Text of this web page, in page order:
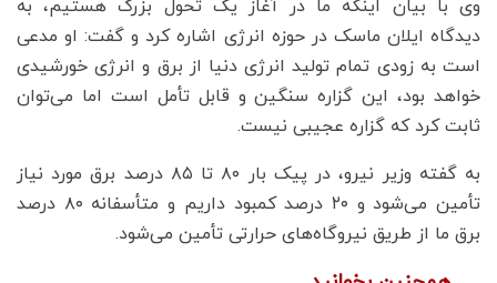
وی با بیان اینکه ما در آغاز یک تحول بزرگ هستیم، به
دیدگاه ایلان ماسک در حوزه انرژی اشاره کرد و گفت: او مدعی
است به زودی تمام تولید انرژی دنیا از برق و انرژی خورشیدی
خواهد بود، این گزاره سنگین و قابل تأمل است اما می‌توان
ثابت کرد که گزاره عجیبی نیست.
به گفته وزیر نیرو، در پیک بار ۸۰ تا ۸۵ درصد برق مورد نیاز
تأمین می‌شود و ۲۰ درصد کمبود داریم و متأسفانه ۸۰ درصد
برق ما از طریق نیروگاه‌های حرارتی تأمین می‌شود.